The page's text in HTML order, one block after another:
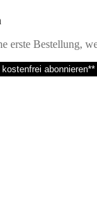
erste Bestellung,
kostenfrei abonnieren**